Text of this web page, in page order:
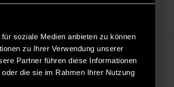
soziale Medien anbieten zu können
zu Ihrer Verwendung unserer
Partner führen diese Informationen
die sie im Rahmen Ihrer Nutzung